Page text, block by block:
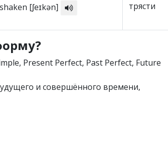
shaken [ʃeɪkən] трясти
Present Perfect, Past Perfect, Future
и совершённого времени,